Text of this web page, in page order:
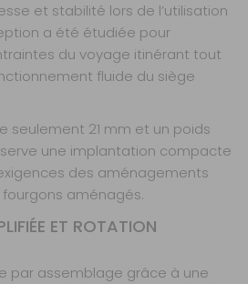
et stabilité lors de l’utilisation
a été étudiée pour
du voyage itinérant tout
fluide du siège
seulement 21 mm et un poids
une implantation compacte
des aménagements
aménagés.
ET ROTATION
par assemblage grâce à une